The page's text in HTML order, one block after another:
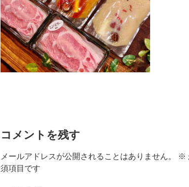
コメントを残す
メールアドレスが公開されることはありません。 ※
須項目です